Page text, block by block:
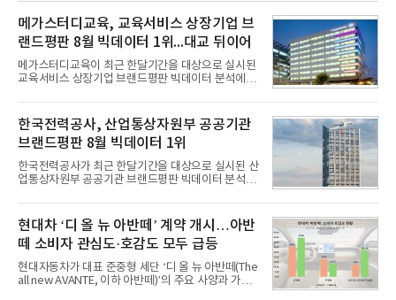
메가스터디교육, 교육서비스 상장기업 브
랜드평판 8월 빅데이터 1위...대교 뒤이어
메가스터디교육이 최근 한달기간을 대상으로 실시된
교육서비스 상장기업 브랜드평판 빅데이터 분석에서
일 한국기업평판연구소(소장 구창환)는 국내 교육서
비스 상장기업 브랜드를 대상으로 지난 7월 7일부터
8월 7일까지 수집된 소비자 빅데이터 10,074,233건
을 분석한 결과, 메가스터디교육이 브랜드평판지수
1,710,926을 기록하며 8월 1위에 올랐다고 밝혔다.
분석에 활용된 빅데이터는 지난 7월(9,491,206건) 대
비 6.14% 증가한 수치로, 교육서비스 상장기업 브랜
디교육, 대교, 디지
한국전력공사, 산업통상자원부 공공기관
브랜드평판 8월 빅데이터 1위
한국전력공사가 최근 한달기간을 대상으로 실시된 산
업통상자원부 공공기관 브랜드평판 빅데이터 분석에
이 순으로 뒤를 이었다.7일 한국기업평판연구소(소장
구창환)는 산업통상자원부 공공기관 41개 브랜드를
대상으로 지난 7월 7일부터 8월 7일까지 수집된 소비
자 빅데이터 91,102,549건을 분석한 결과, 한국전력
공사가 브랜드평판지수 10,670,633을 기록하며 8월
1위에 올랐다고 밝혔다. 분석에 활용된 빅데이터는 지
난 7월(88,893,823건) 대비 2.48% 증가한 수치다.연
현대차 ‘디 올 뉴 아반떼’ 계약 개시…아반
떼 소비자 관심도·호감도 모두 급등
현대자동차가 대표 준중형 세단 ‘디 올 뉴 아반떼(The
all new AVANTE, 이하 아반떼)’의 주요 사양과 가격